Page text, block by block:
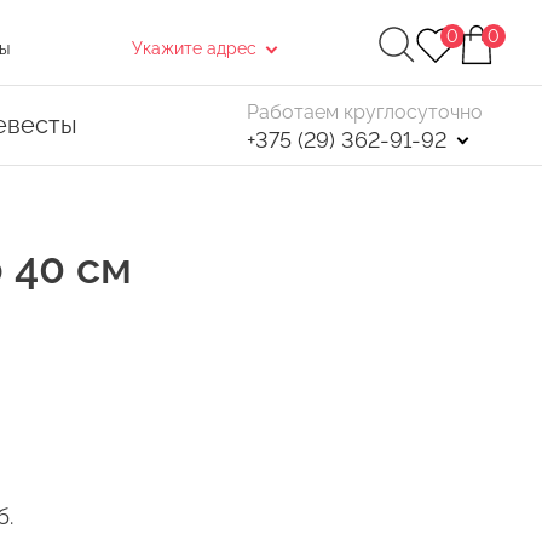
Укажите адрес
0 0
Работаем круглосуточно
+375 (29) 362-91-92
40 см
чего, в открывшемся окне нажмите